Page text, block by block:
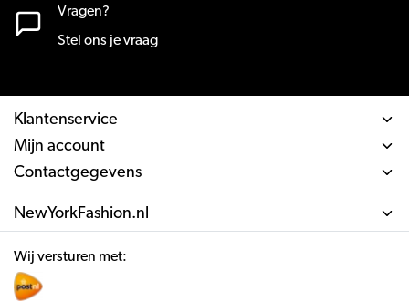
Vragen?
Stel ons je vraag
Klantenservice
Mijn account
Contactgegevens
NewYorkFashion.nl
Wij versturen met: